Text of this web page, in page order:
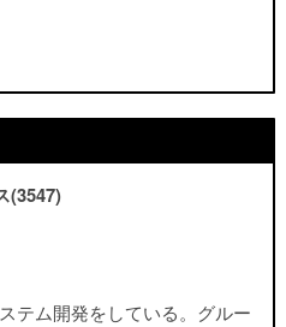
(3547)
テム開発をしている。グルー